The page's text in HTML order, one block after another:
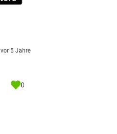
vor 5 Jahre
0